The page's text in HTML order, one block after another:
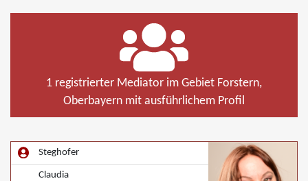
1 registrierter Mediator im Gebiet Forstern,
Oberbayern mit ausführlichem Profil
Steghofer
Claudia